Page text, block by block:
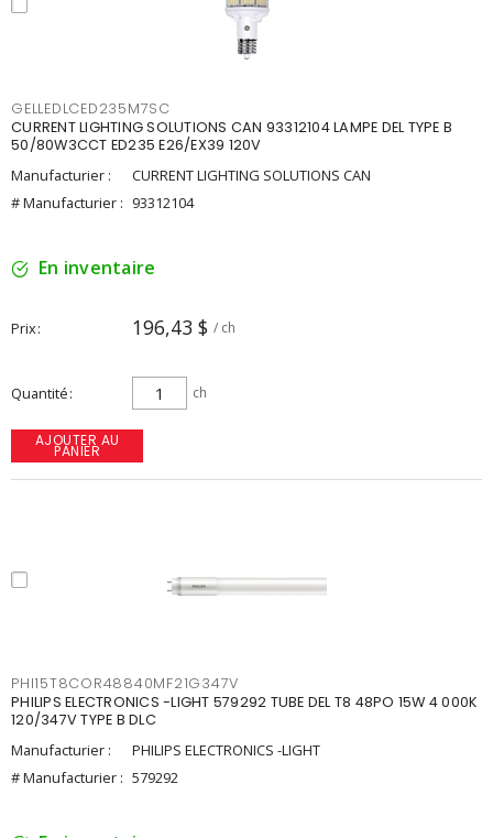
GELLEDLCED235M7SC
CURRENT LIGHTING SOLUTIONS CAN 93312104 LAMPE DEL TYPE B
50/80W3CCT ED235 E26/EX39 120V
Manufacturier :
CURRENT LIGHTING SOLUTIONS CAN
# Manufacturier : 93312104
En inventaire
Prix 196,43 $ / ch
Quantité ch
AJOUTER AU
PANIER
PHI15T8COR48840MF21G347V
PHILIPS ELECTRONICS -LIGHT 579292 TUBE DEL T8 48PO 15W 4 000K
120/347V TYPE B DLC
Manufacturier :
PHILIPS ELECTRONICS -LIGHT
# Manufacturier : 579292